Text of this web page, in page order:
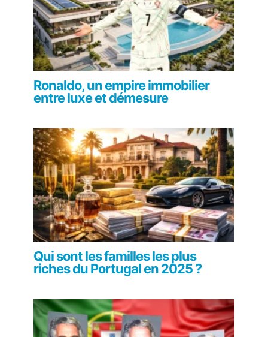
Ronaldo, un empire immobilier
entre luxe et démesure
Qui sont les familles les plus
riches du Portugal en 2025 ?